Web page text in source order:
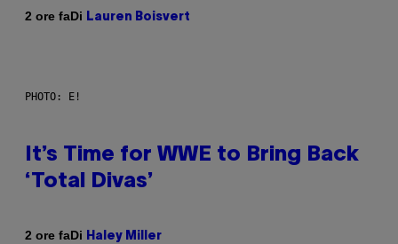
2 ore faDi Lauren Boisvert
PHOTO: E!
It’s Time for WWE to Bring Back
‘Total Divas’
2 ore faDi Haley Miller